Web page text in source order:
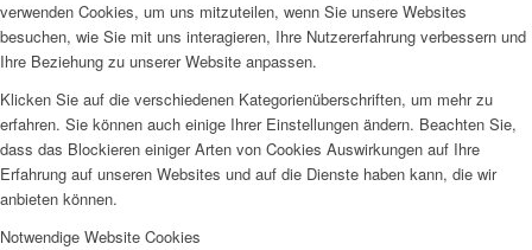
verwenden Cookies, um uns mitzuteilen, wenn Sie unsere Websites
besuchen, wie Sie mit uns interagieren, Ihre Nutzererfahrung verbessern und
Ihre Beziehung zu unserer Website anpassen.
Klicken Sie auf die verschiedenen Kategorienüberschriften, um mehr zu
erfahren. Sie können auch einige Ihrer Einstellungen ändern. Beachten Sie,
dass das Blockieren einiger Arten von Cookies Auswirkungen auf Ihre
Erfahrung auf unseren Websites und auf die Dienste haben kann, die wir
anbieten können.
Notwendige Website Cookies